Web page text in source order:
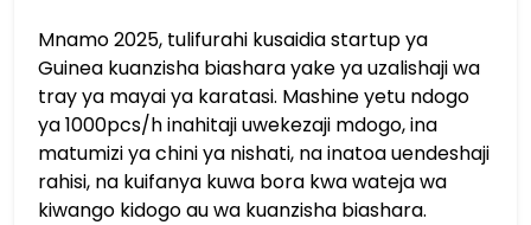
Mnamo 2025, tulifurahi kusaidia startup ya
Guinea kuanzisha biashara yake ya uzalishaji wa
tray ya mayai ya karatasi. Mashine yetu ndogo
ya 1000pcs/h inahitaji uwekezaji mdogo, ina
matumizi ya chini ya nishati, na inatoa uendeshaji
rahisi, na kuifanya kuwa bora kwa wateja wa
kiwango kidogo au wa kuanzisha biashara.